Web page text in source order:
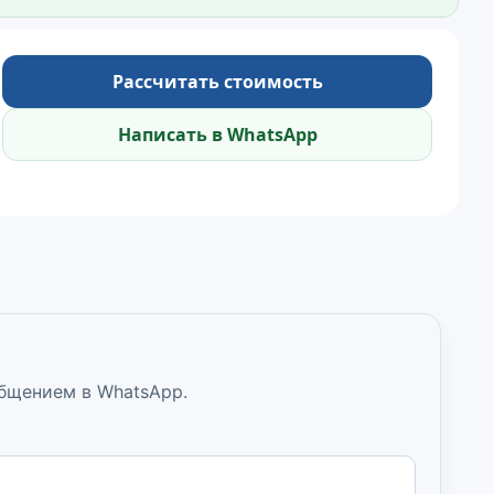
Рассчитать стоимость
Написать в WhatsApp
в WhatsApp.